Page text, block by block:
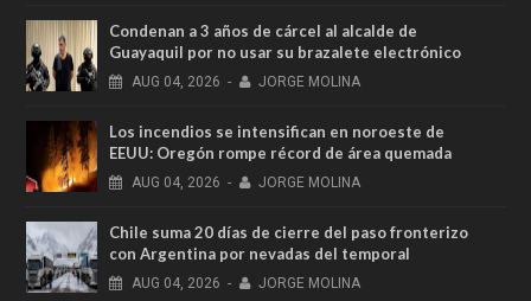
Condenan a 3 años de cárcel al alcalde de
Guayaquil por no usar su brazalete electrónico
AUG 04, 2026 - JORGE MOLINA
Los incendios se intensifican en noroeste de
EEUU: Oregón rompe récord de área quemada
AUG 04, 2026 - JORGE MOLINA
Chile suma 20 días de cierre del paso fronterizo
con Argentina por nevadas del temporal
AUG 04, 2026 - JORGE MOLINA